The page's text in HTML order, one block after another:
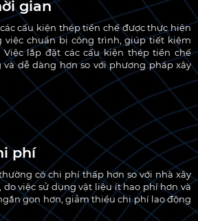
gian
cấu kiện thép tiền chế được thực hiện
việc chuẩn bị công trình, giúp tiết kiệm
lắp đặt các cấu kiện thép tiền chế
dễ dàng hơn so với phương pháp xây
phí
có chi phí thấp hơn so với nhà xây
việc sử dụng vật liệu ít hao phí hơn và
gọn hơn, giảm thiểu chi phí lao động